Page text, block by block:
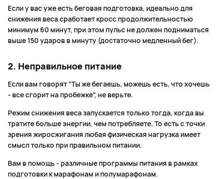
Если у вас уже есть беговая подготовка, идеально для
снижения веса сработает кросс продолжительностью
минимум 60 минут, при этом пульс не должен подниматься
выше 150 ударов в минуту (достаточно медленный бег).
2. Неправильное питание
Если вам говорят "Ты же бегаешь, можешь есть, что хочешь
- все сгорит на пробежке", не верьте.
Режим снижения веса запускается только тогда, когда вы
тратите больше энергии, чем потребляете. То есть с точки
зрения жиросжигания любая физическая нагрузка имеет
смысл только при правильном питании.
Вам в помощь - различные программы питания в рамках
подготовки к марафонам и полумарафонам.